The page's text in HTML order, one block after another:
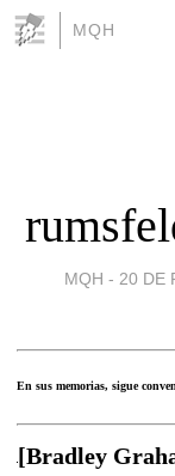
MQH
MQH - 20 DE
En sus memorias, sigue
[Bradley